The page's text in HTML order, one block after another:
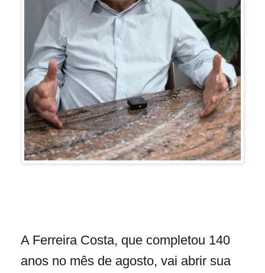
A Ferreira Costa, que completou 140
anos no mês de agosto, vai abrir sua